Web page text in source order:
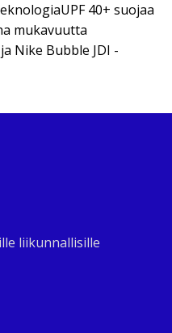
40+ suojaa
mukavuutta
Nike Bubble JDI -
liikunnallisille